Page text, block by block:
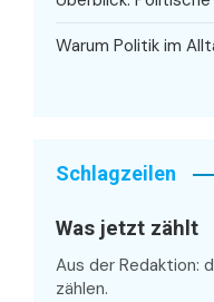
Warum Politik im
Schlagzeilen
Was jetzt zählt
Aus der Redaktion:
zählen.